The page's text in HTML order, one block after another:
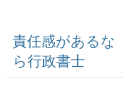
責任感があるな
ら行政書士